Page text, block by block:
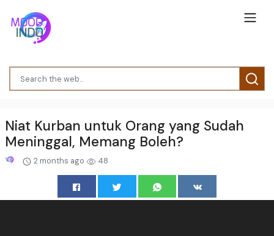
Niat Kurban untuk Orang yang Sudah
Meninggal, Memang Boleh?
2 months ago 48